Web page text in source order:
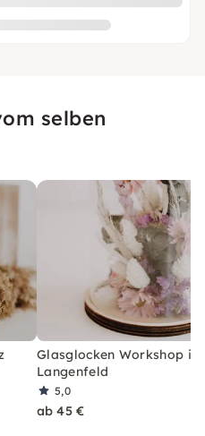
selben
Glasglocken Workshop in
Langenfeld
5,0
ab 45 €